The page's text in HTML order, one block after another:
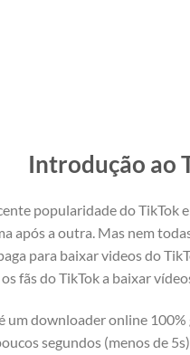
Introdução ao
popularidade do TikTok
após a outra. Mas nem
para baixar videos do
fãs do TikTok a baixar
um downloader online
segundos (menos de